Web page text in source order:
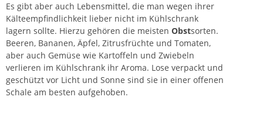
Es gibt aber auch Lebensmittel, die man wegen ihrer
Kälteempfindlichkeit lieber nicht im Kühlschrank
lagern sollte. Hierzu gehören die meisten Obstsorten.
Beeren, Bananen, Äpfel, Zitrusfrüchte und Tomaten,
aber auch Gemüse wie Kartoffeln und Zwiebeln
verlieren im Kühlschrank ihr Aroma. Lose verpackt und
geschützt vor Licht und Sonne sind sie in einer offenen
Schale am besten aufgehoben.